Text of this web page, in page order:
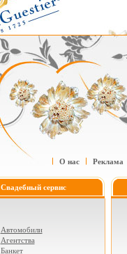
О нас Реклама
Свадебный сервис
Автомобили
Агентства
Банкет